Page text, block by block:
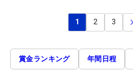
1 2 3
賞金ランキング 年間日程